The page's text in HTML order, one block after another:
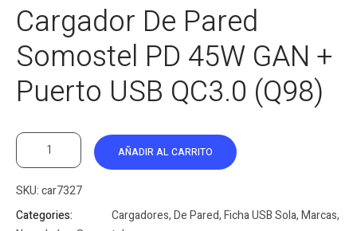
Cargador De Pared
Somostel PD 45W GAN +
Puerto USB QC3.0 (Q98)
AÑADIR AL CARRITO
SKU:car7327
Categories:
Cargadores,De Pared,Ficha USB Sola,Marcas,